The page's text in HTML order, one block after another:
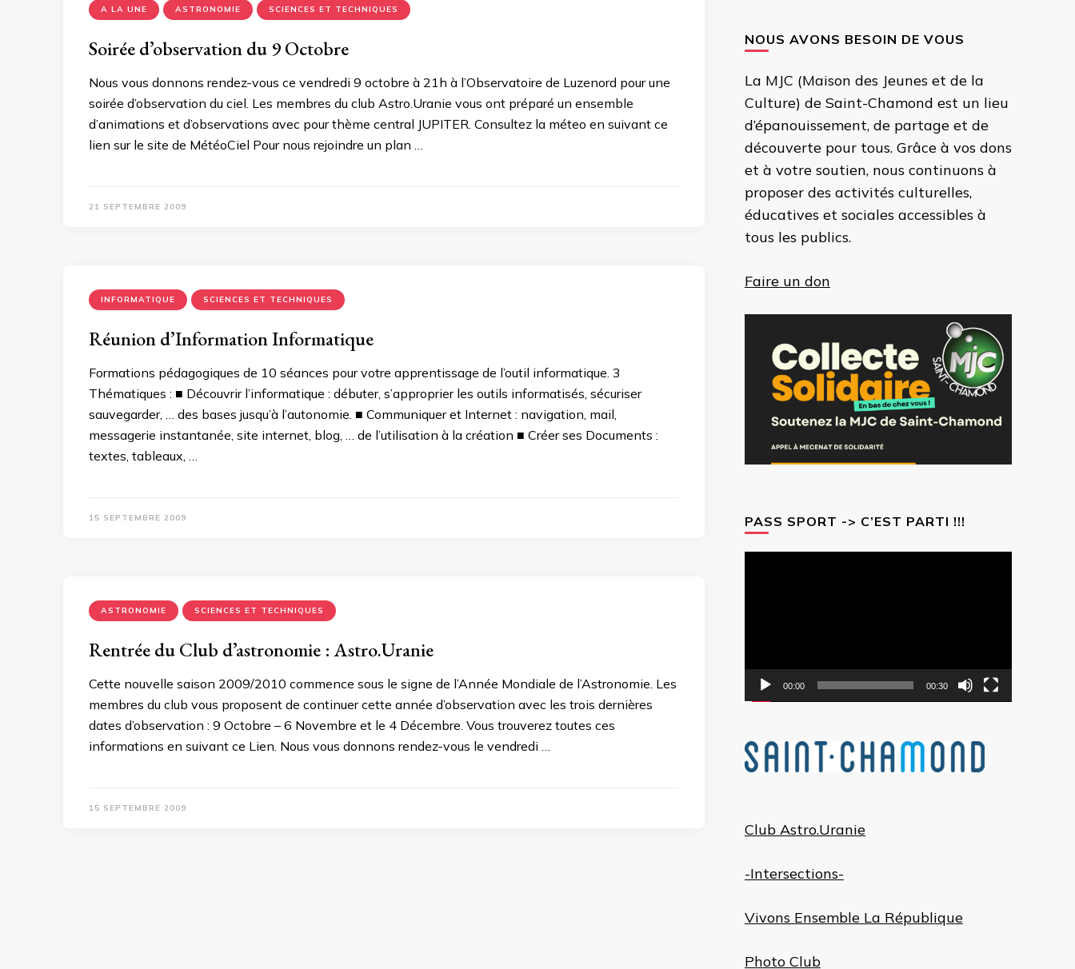
A LA UNE ASTRONOMIE SCIENCES ET TECHNIQUES
Soirée d’observation du 9 Octobre
Nous vous donnons rendez-vous ce vendredi 9 octobre à 21h à l’Observatoire de Luzenord pour une
soirée d’observation du ciel. Les membres du club Astro.Uranie vous ont préparé un ensemble
d’animations et d’observations avec pour thème central JUPITER. Consultez la méteo en suivant ce
lien sur le site de MétéoCiel Pour nous rejoindre un plan …
21 SEPTEMBRE 2009
INFORMATIQUE SCIENCES ET TECHNIQUES
Réunion d’Information Informatique
Formations pédagogiques de 10 séances pour votre apprentissage de l’outil informatique. 3
Thématiques : ■ Découvrir l’informatique : débuter, s’approprier les outils informatisés, sécuriser
sauvegarder, … des bases jusqu’à l’autonomie. ■ Communiquer et Internet : navigation, mail,
messagerie instantanée, site internet, blog, … de l’utilisation à la création ■ Créer ses Documents :
textes, tableaux, …
15 SEPTEMBRE 2009
ASTRONOMIE SCIENCES ET TECHNIQUES
Rentrée du Club d’astronomie : Astro.Uranie
Cette nouvelle saison 2009/2010 commence sous le signe de l’Année Mondiale de l’Astronomie. Les
membres du club vous proposent de continuer cette année d’observation avec les trois dernières
dates d’observation : 9 Octobre – 6 Novembre et le 4 Décembre. Vous trouverez toutes ces
informations en suivant ce Lien. Nous vous donnons rendez-vous le vendredi …
15 SEPTEMBRE 2009
NOUS AVONS BESOIN DE VOUS
La MJC (Maison des Jeunes et de la
Culture) de Saint-Chamond est un lieu
d’épanouissement, de partage et de
découverte pour tous. Grâce à vos dons
et à votre soutien, nous continuons à
proposer des activités culturelles,
éducatives et sociales accessibles à
tous les publics.
Faire un don
PASS SPORT -> C’EST PARTI !!!
00:00 00:30
Club Astro.Uranie
-Intersections-
Vivons Ensemble La République
Photo Club